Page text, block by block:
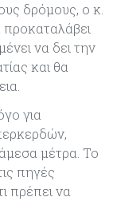
δρόμους, ο κ.
να δει την
και θα
για
μέτρα. Το
πηγές
πρέπει να